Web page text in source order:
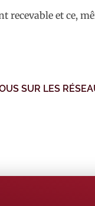
recevable et ce,
SUR LES